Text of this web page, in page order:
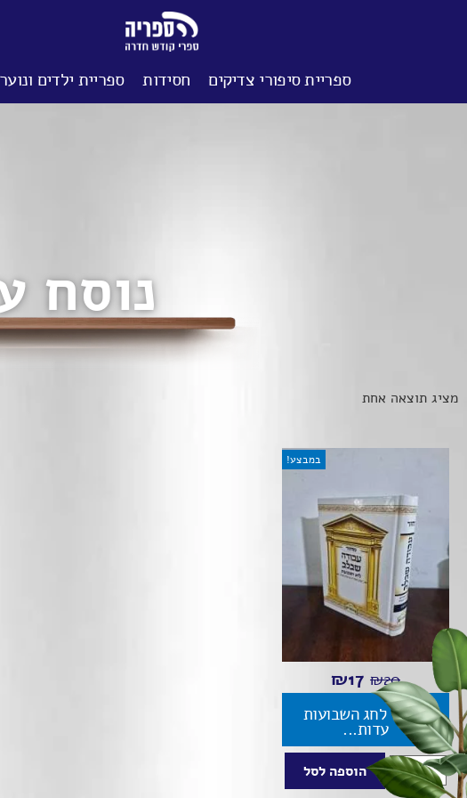
ספריית סיפורי צדיקים חסידות ספריית ילדים ונוער
נוסח
מציג תוצאה אחת
במבצע!
₪20
₪17
מחזור לחג השבועות
עדות...
הוספה לסל